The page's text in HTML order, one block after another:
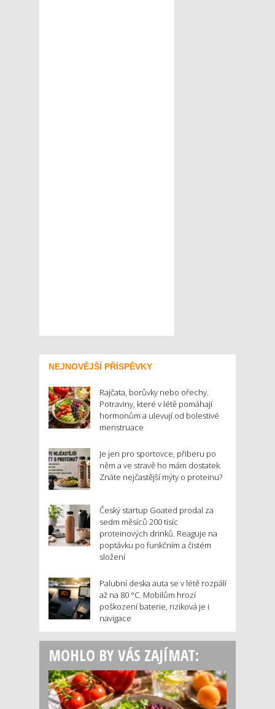
NEJNOVĚJŠÍ PŘÍSPĚVKY
Rajčata, borůvky nebo ořechy.
Potraviny, které v létě pomáhají
hormonům a ulevují od bolestivé
menstruace
Je jen pro sportovce, přiberu po
něm a ve stravě ho mám dostatek.
Znáte nejčastější mýty o proteinu?
Český startup Goated prodal za
sedm měsíců 200 tisíc
proteinových drinků. Reaguje na
poptávku po funkčním a čistém
složení
Palubní deska auta se v létě rozpálí
až na 80 °C. Mobilům hrozí
poškození baterie, riziková je i
navigace
MOHLO BY VÁS ZAJÍMAT: